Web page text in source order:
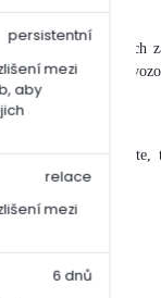
mezi
aby
persistentní
mezi
relace
6 dnů
nedošlo k jejich
odběr u nás na
Čím více